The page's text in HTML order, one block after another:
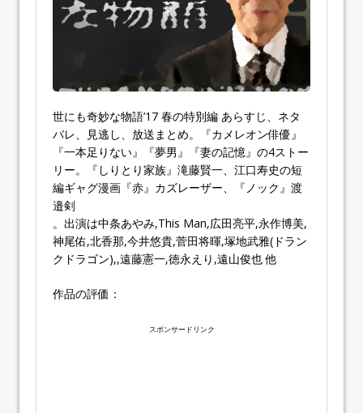
世にも奇妙な物語’17 春の特別編 あらすじ、ネタ
バレ、見逃し、放送まとめ。『カメレオン俳優』
『一本足りない』『夢男』『妻の記憶』の4ストー
リー。『しりとり家族』滝藤賢一、江口寿史の短
編ギャグ漫画『赤』カズレーザー、『ノック』渡
邉剣
。出演は中条あやみ,This Man,広田亮平,永作博美,
神尾佑,北香那,今井悠貴,菅田将暉,塚地武雅(ドラン
クドラゴン),,遠藤憲一,徳永えり,遠山俊也 他
作品の評価：
スポンサードリンク